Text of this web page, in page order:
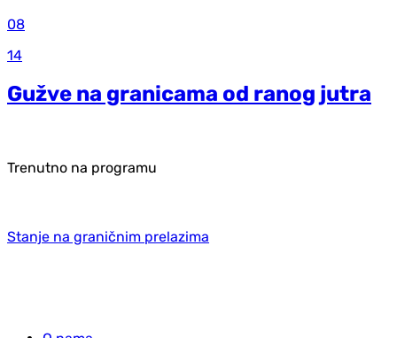
08
14
Gužve na granicama od ranog jutra
Trenutno na programu
Stanje na graničnim prelazima